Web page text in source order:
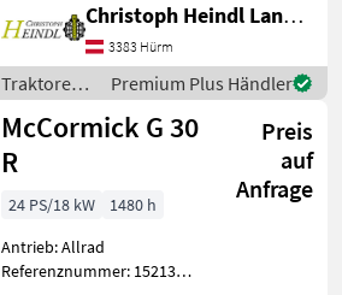
Plattform: Kabine,
Zapfwellendrehzahl:
540/1000, Oberlenker
hinten: hydraulisch,
Anhängevorrichtung:
automa
Christoph Heindl Landtechnik GmbH, Inning
3383 Hürm
Traktoren /
McCormick
Premium Plus Händler
McCormick G 30
R
Preis
auf
Anfrage
24 PS/18 kW
1480 h
Antrieb: Allrad
Referenznummer: 15213